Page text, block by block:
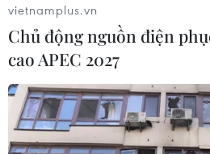
vietnamplus.vn
Chủ động nguồn điện
cao APEC 2027